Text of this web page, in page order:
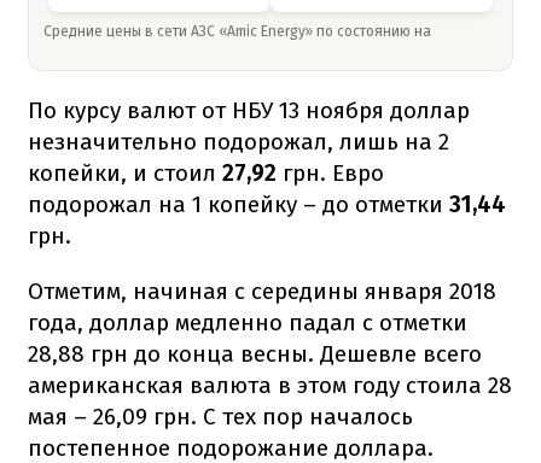
Средние цены в сети АЗС «Amic Energy» по состоянию на
По курсу валют от НБУ 13 ноября доллар
незначительно подорожал, лишь на 2
копейки, и стоил 27,92 грн. Евро
подорожал на 1 копейку – до отметки 31,44
грн.
Отметим, начиная с середины января 2018
года, доллар медленно падал с отметки
28,88 грн до конца весны. Дешевле всего
американская валюта в этом году стоила 28
мая – 26,09 грн. С тех пор началось
постепенное подорожание доллара.